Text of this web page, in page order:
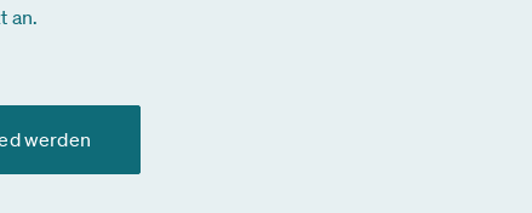
an.
werden